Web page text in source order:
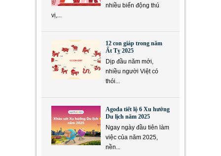
nhiều biến động thú
vị,...
12 con giáp trong năm
Ất Tỵ 2025
Dịp đầu năm mới,
nhiều người Việt có
thói...
Agoda tiết lộ 6 Xu hướng
Du lịch năm 2025
Ngay ngày đầu tiên làm
việc của năm 2025,
nền...